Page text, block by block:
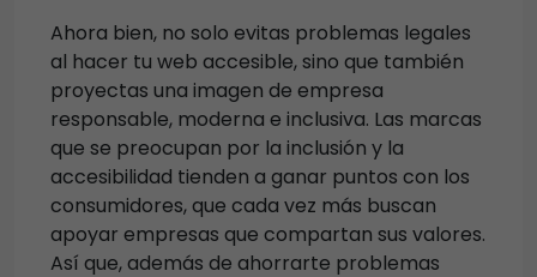
Ahora bien, no solo evitas problemas legales
al hacer tu web accesible, sino que también
proyectas una imagen de empresa
responsable, moderna e inclusiva. Las marcas
que se preocupan por la inclusión y la
accesibilidad tienden a ganar puntos con los
consumidores, que cada vez más buscan
apoyar empresas que compartan sus valores.
Así que, además de ahorrarte problemas